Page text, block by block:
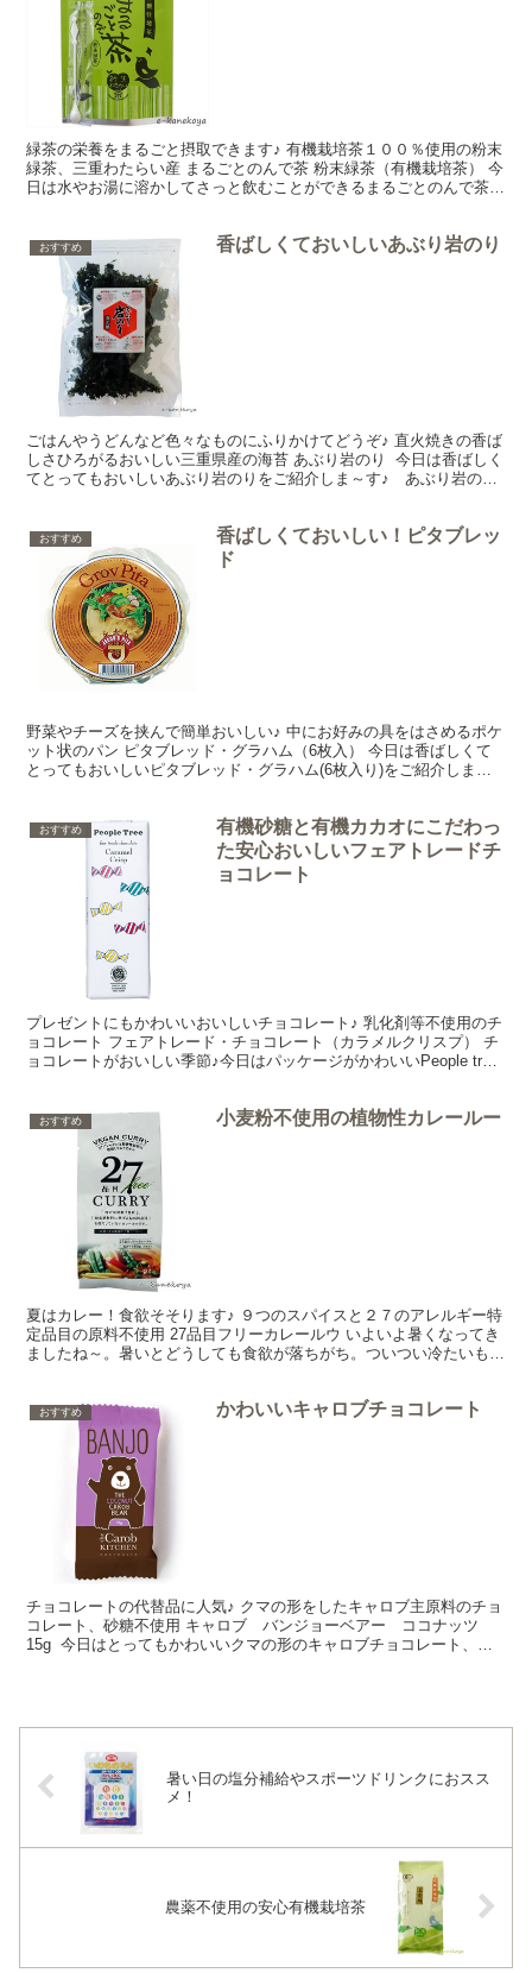
緑茶の栄養をまるごと摂取できます♪ 有機栽培茶１００％使用の粉末
緑茶、三重わたらい産 まるごとのんで茶 粉末緑茶（有機栽培茶） 今
日は水やお湯に溶かしてさっと飲むことができるまるごとのんで茶
おすすめ 香ばしくておいしいあぶり岩のり
ごはんやうどんなど色々なものにふりかけてどうぞ♪ 直火焼きの香ば
しさひろがるおいしい三重県産の海苔 あぶり岩のり 今日は香ばしく
てとってもおいしいあぶり岩のりをご紹介しま～す♪ あぶり岩のり
おすすめ
香ばしくておいしい！ピタブレッ
ド
野菜やチーズを挟んで簡単おいしい♪ 中にお好みの具をはさめるポケ
ット状のパン ピタブレッド・グラハム（6枚入） 今日は香ばしくて
とってもおいしいピタブレッド・グラハム(6枚入り)をご紹介しまー
おすすめ
有機砂糖と有機カカオにこだわっ
た安心おいしいフェアトレードチ
ョコレート
プレゼントにもかわいいおいしいチョコレート♪ 乳化剤等不使用のチ
ョコレート フェアトレード・チョコレート（カラメルクリスプ） チ
ョコレートがおいしい季節♪今日はパッケージがかわいいPeople tree
おすすめ 小麦粉不使用の植物性カレールー
夏はカレー！食欲そそります♪ ９つのスパイスと２７のアレルギー特
定品目の原料不使用 27品目フリーカレールウ いよいよ暑くなってき
ましたね～。暑いとどうしても食欲が落ちがち。ついつい冷たいもの
おすすめ かわいいキャロブチョコレート
チョコレートの代替品に人気♪ クマの形をしたキャロブ主原料のチョ
コレート、砂糖不使用 キャロブ バンジョーベアー ココナッツ
15g 今日はとってもかわいいクマの形のキャロブチョコレート、キ
暑い日の塩分補給やスポーツドリンクにおスス
メ！
農薬不使用の安心有機栽培茶